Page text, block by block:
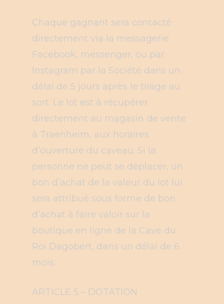
Chaque gagnant sera contacté
directement via la messagerie
Facebook, messenger, ou par
Instagram par la Société dans un
délai de 5 jours après le tirage au
sort. Le lot est à récupérer
directement au magasin de vente
à Traenheim, aux horaires
d’ouverture du caveau. Si la
personne ne peut se déplacer, un
bon d’achat de la valeur du lot lui
sera attribué sous forme de bon
d’achat à faire valoir sur la
boutique en ligne de la Cave du
Roi Dagobert, dans un délai de 6
mois.
ARTICLE 5 – DOTATION